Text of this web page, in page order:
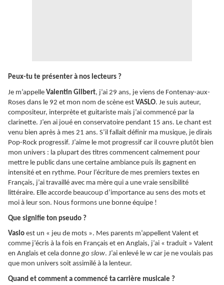
Peux-tu te présenter à nos lecteurs ?
Je m’appelle Valentin Gilbert, j’ai 29 ans, je viens de Fontenay-aux-
Roses dans le 92 et mon nom de scène est VASLO. Je suis auteur,
compositeur, interprète et guitariste mais j’ai commencé par la
clarinette. J’en ai joué en conservatoire pendant 15 ans. Le chant est
venu bien après à mes 21 ans. S’il fallait définir ma musique, je dirais
Pop-Rock progressif. J’aime le mot progressif car il couvre plutôt bien
mon univers : la plupart des titres commencent calmement pour
mettre le public dans une certaine ambiance puis ils gagnent en
intensité et en rythme. Pour l’écriture de mes premiers textes en
Français, j’ai travaillé avec ma mère qui a une vraie sensibilité
littéraire. Elle accorde beaucoup d’importance au sens des mots et
moi à leur son. Nous formons une bonne équipe !
Que signifie ton pseudo ?
Vaslo est un « jeu de mots ». Mes parents m’appellent Valent et
comme j’écris à la fois en Français et en Anglais, j’ai « traduit » Valent
en Anglais et cela donne go slow. J’ai enlevé le w car je ne voulais pas
que mon univers soit assimilé à la lenteur.
Quand et comment a commencé ta carrière musicale ?